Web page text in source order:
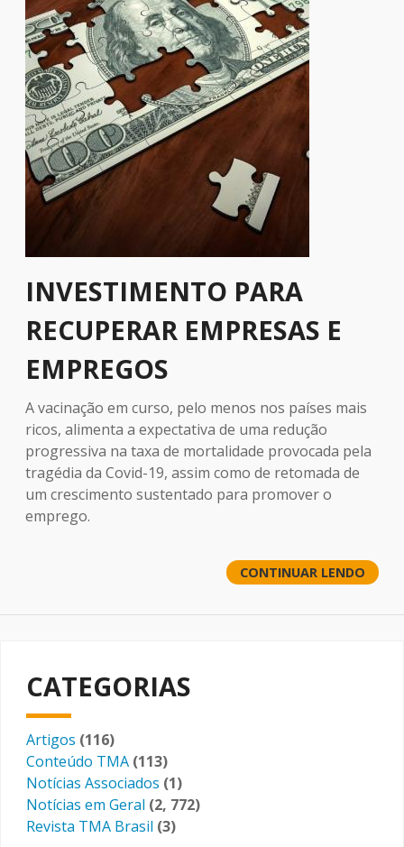
INVESTIMENTO PARA
RECUPERAR EMPRESAS E
EMPREGOS
A vacinação em curso, pelo menos nos países mais
ricos, alimenta a expectativa de uma redução
progressiva na taxa de mortalidade provocada pela
tragédia da Covid-19, assim como de retomada de
um crescimento sustentado para promover o
emprego.
CONTINUAR LENDO
CATEGORIAS
Artigos (116)
Conteúdo TMA (113)
Notícias Associados (1)
Notícias em Geral (2, 772)
Revista TMA Brasil (3)